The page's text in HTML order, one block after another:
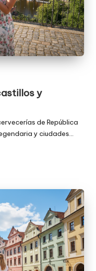
y
de República
y ciudades…